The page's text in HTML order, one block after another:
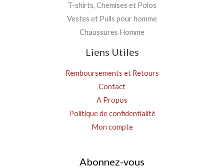
T-shirts, Chemises et Polos
Vestes et Pulls pour homme
Chaussures Homme
Liens Utiles
Remboursements et Retours
Contact
A Propos
Politique de confidentialité
Mon compte
Abonnez-vous